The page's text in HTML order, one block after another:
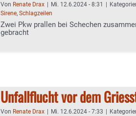
Von Renate Drax Mi. 12.6.2024 - 8:31
Sirene, Schlagzeilen
Zwei Pkw prallen bei Schechen
gebracht
Unfallflucht vor dem
Von Renate Drax Mi. 12.6.2024 - 7:33